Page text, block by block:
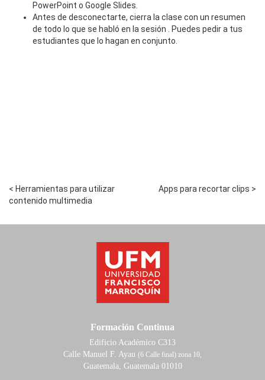
PowerPoint o Google Slides.
Antes de desconectarte, cierra la clase con un resumen
de todo lo que se habló en la sesión . Puedes pedir a tus
estudiantes que lo hagan en conjunto.
< Herramientas para utilizar
contenido multimedia
Apps para recortar clips >
Formación Continua
Edificio Académico C313
Calle Manuel F. Ayau (6 Calle final) zona 10,
Guatemala, Guatemala 01010